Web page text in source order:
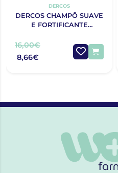
DERCOS
DERCOS CHAMPÔ SUAVE
E FORTIFICANTE
16,00€
8,66€